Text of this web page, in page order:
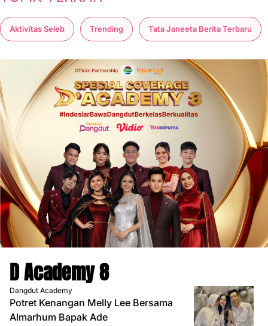
Aktivitas Seleb Trending Tata Janeeta Berita Terbaru
D Academy 8
Dangdut Academy
Potret Kenangan Melly Lee Bersama
Almarhum Bapak Ade